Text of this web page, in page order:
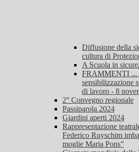
Diffusione della
cultura di
A Scuola in
FRAMMENTI ...
sensibilizzazione
di lavoro - 8
2° Convegno regionale
Passiparola 2024
Giardini aperti 2024
Rappresentazione
Federico Ruyschim
moglie Maria Pons”